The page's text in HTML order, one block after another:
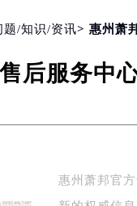
安街1号东方广场写
路3号港汇中心写字
路29号星耀天地写
题/知识/资讯> 惠州萧
后服务中
惠州萧邦官